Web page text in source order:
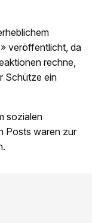
veröffentlicht, da
rechne,
Schütze ein
sozialen
Posts waren zur